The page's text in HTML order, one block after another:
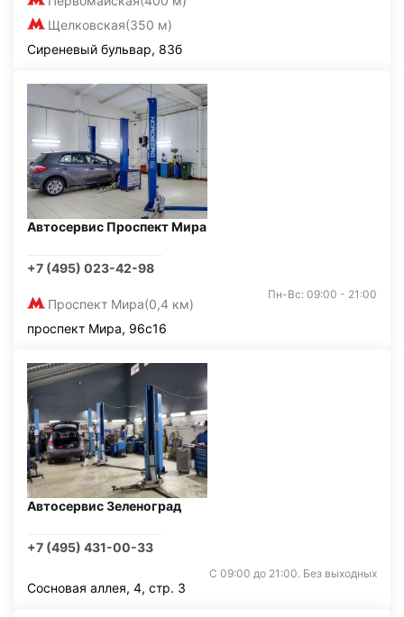
Щелковская(350 м)
Сиреневый бульвар, 83б
Автосервис Проспект Мира
+7 (495) 023-42-98
Проспект Мира(0,4 км)
Пн-Вс: 09:00 - 21:00
проспект Мира, 96с16
Автосервис Зеленоград
+7 (495) 431-00-33
С 09:00 до 21:00. Без выходных
Сосновая аллея, 4, стр. 3